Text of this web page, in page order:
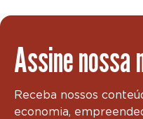
Assine
Receba nossos
economia,